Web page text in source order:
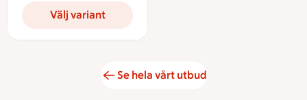
Välj variant
Se hela vårt utbud